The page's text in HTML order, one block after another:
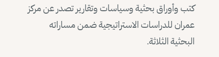
كتب وأوراق بحثية وسياسات وتقارير تصدر عن مركز
عمران للدراسات الاستراتيجية ضمن مساراته
البحثية الثلاثة.